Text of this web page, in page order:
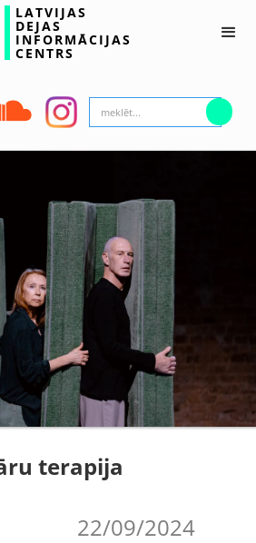
LATVIJAS
DEJAS
INFORMĀCIJAS
CENTRS
terapija
22/09/2024